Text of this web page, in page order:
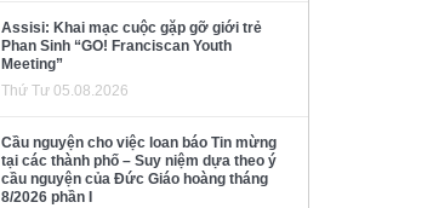
Assisi: Khai mạc cuộc gặp gỡ giới trẻ
Phan Sinh “GO! Franciscan Youth
Meeting”
Thứ Tư 05.08.2026
Cầu nguyện cho việc loan báo Tin mừng
tại các thành phố – Suy niệm dựa theo ý
cầu nguyện của Đức Giáo hoàng tháng
8/2026 phần I